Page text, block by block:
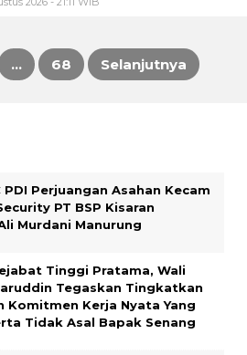
… 68 Selanjutnya
PDI Perjuangan Asahan Kecam
PT BSP Kisaran
Murdani Manurung
Tinggi Pratama, Wali
Tegaskan Tingkatkan
Komitmen Kerja Nyata Yang
Tidak Asal Bapak Senang